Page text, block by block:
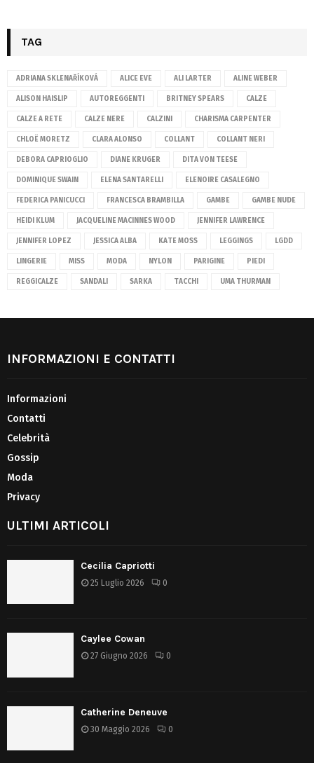
TAG
ADRIANA SKLENAŘÍKOVÁ ALICE EVE ALI LARTER ALINE WEBER
ALISON HAISLIP AUTOREGGENTI BRITNEY SPEARS CALZE
CALZE A RETE CALZE NERE CALZINI CHARISMA CARPENTER
CHLOË MORETZ CLARA ALONSO COLLANT COLLANT NERI
DEBORA CAPRIOGLIO DIANE KRUGER DITA VON TEESE
DOMINIQUE SWAIN ELENA SANTARELLI ELENOIRE CASALEGNO
FEDERICA PANICUCCI FRANCESCA BRAMBILLA GAMBE GAMBE NUDE
HEIDI KLUM JACQUELINE MACINNES WOOD JENNIFER LAWRENCE
JENNIFER LOPEZ JESSICA ALBA KATE MOSS LEGGINGS LGDD
LINGERIE MISS MODA NYLON PARIGINE PIEDI
REGGICALZE SANDALI SARKA TACCHI UMA THURMAN
INFORMAZIONI E CONTATTI
Informazioni
Contatti
Celebrità
Gossip
Moda
Privacy
ULTIMI ARTICOLI
Cecilia Capriotti
25 Luglio 2026 0
Caylee Cowan
27 Giugno 2026 0
Catherine Deneuve
30 Maggio 2026 0